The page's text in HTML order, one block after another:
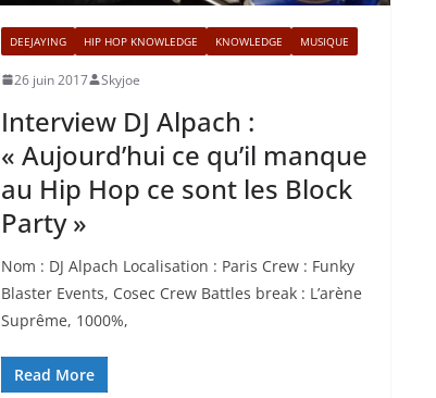
DEEJAYING HIP HOP KNOWLEDGE KNOWLEDGE MUSIQUE
26 juin 2017 Skyjoe
Interview DJ Alpach :
« Aujourd’hui ce qu’il manque
au Hip Hop ce sont les Block
Party »
Nom : DJ Alpach Localisation : Paris Crew : Funky
Blaster Events, Cosec Crew Battles break : L’arène
Suprême, 1000%,
Read More